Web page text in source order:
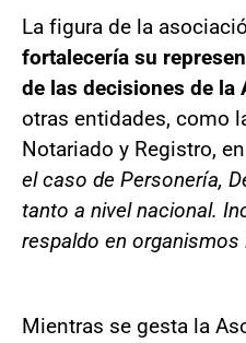
La figura de la
fortalecería su
de las decisiones de la
otras entidades, como
Notariado y Registro,
el caso de Personería,
tanto a nivel nacional.
respaldo en organismos
Mientras se gesta la